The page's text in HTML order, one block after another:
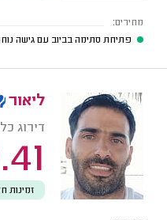
מחירים:
פתיחת סתימה בביוב עם גישה
ליאור
דירוג
זמינות